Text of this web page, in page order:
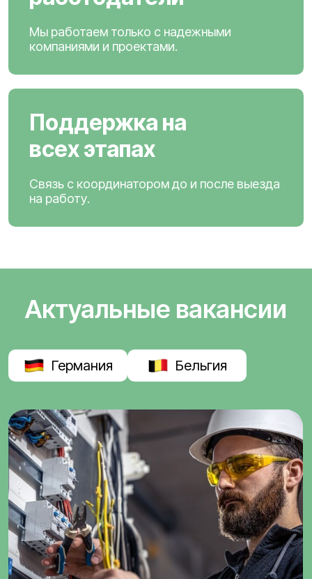
Мы работаем только с надежными
компаниями и проектами.
Поддержка на
всех этапах
Связь с координатором до и после выезда
на работу.
Актуальные вакансии
Германия Бельгия